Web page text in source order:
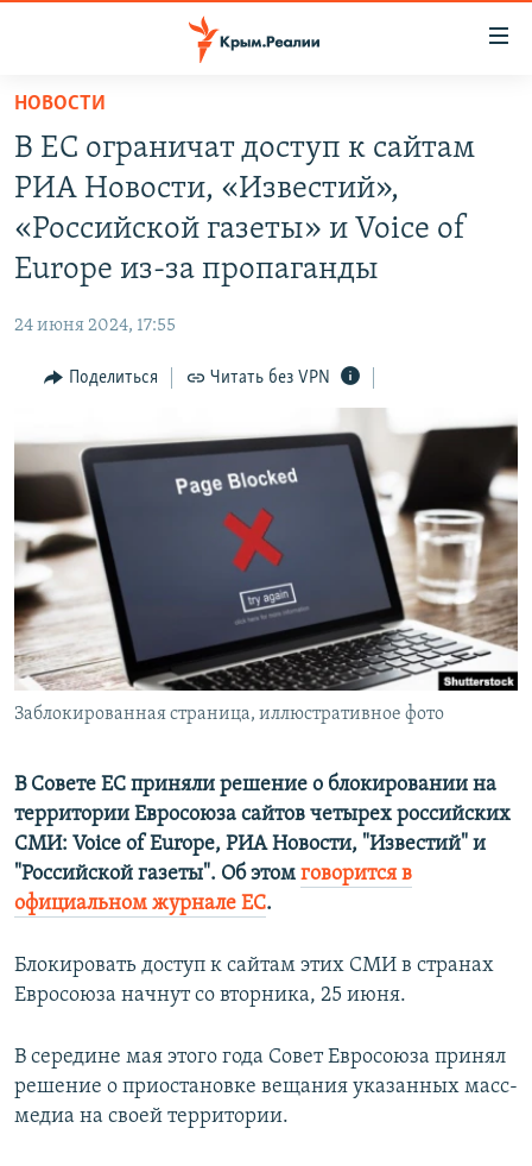
Вернуться
основному
содержанию
Вернутся
главной
Вернутся
поиску
СПЕЦПРОЕКТЫ
ГРУЗ 200
ВОДА
ИСТОРИЯ
ИНФОГРАФИКА
СОВЕТЫ ПРАВОЗАЩИТНИКОВ
ПРОПАВШИЕ БЕЗ ВЕСТИ
ПОБЕДИТЕЛЕЙ НЕ СУДЯТ?
КРЫМ.НЕПОКОРЕННЫЙ
ELIFBE
УКРАИНСКАЯ ПРОБЛЕМА КРЫМА
РАДІО СВОБОДА
КАК ОБОЙТИ БЛОКИРОВКУ
Українською
Qırımtatar
ПРИСОЕДИНЯЙТЕСЬ!
Все сайты RFE/RL
НОВОСТИ
В ЕС ограничат доступ к сайтам
РИА Новости, «Известий»,
«Российской газеты» и Voice of
Europe из-за пропаганды
24 июня 2024, 17:55
Поделиться Читать без VPN
Заблокированная страница, иллюстративное фото
В Совете ЕС приняли решение о блокировании на
территории Евросоюза сайтов четырех российских
СМИ: Voice of Europe, РИА Новости, "Известий" и
"Российской газеты". Об этом говорится в
официальном журнале ЕС.
Блокировать доступ к сайтам этих СМИ в странах
Евросоюза начнут со вторника, 25 июня.
В середине мая этого года Совет Евросоюза принял
решение о приостановке вещания указанных масс-
медиа на своей территории.